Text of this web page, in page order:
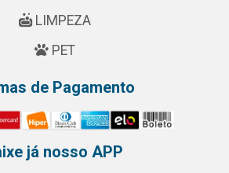
LIMPEZA
PET
de Pagamento
já nosso APP